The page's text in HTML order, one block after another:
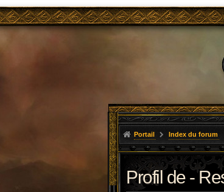
Portail Index du forum
Profil de -